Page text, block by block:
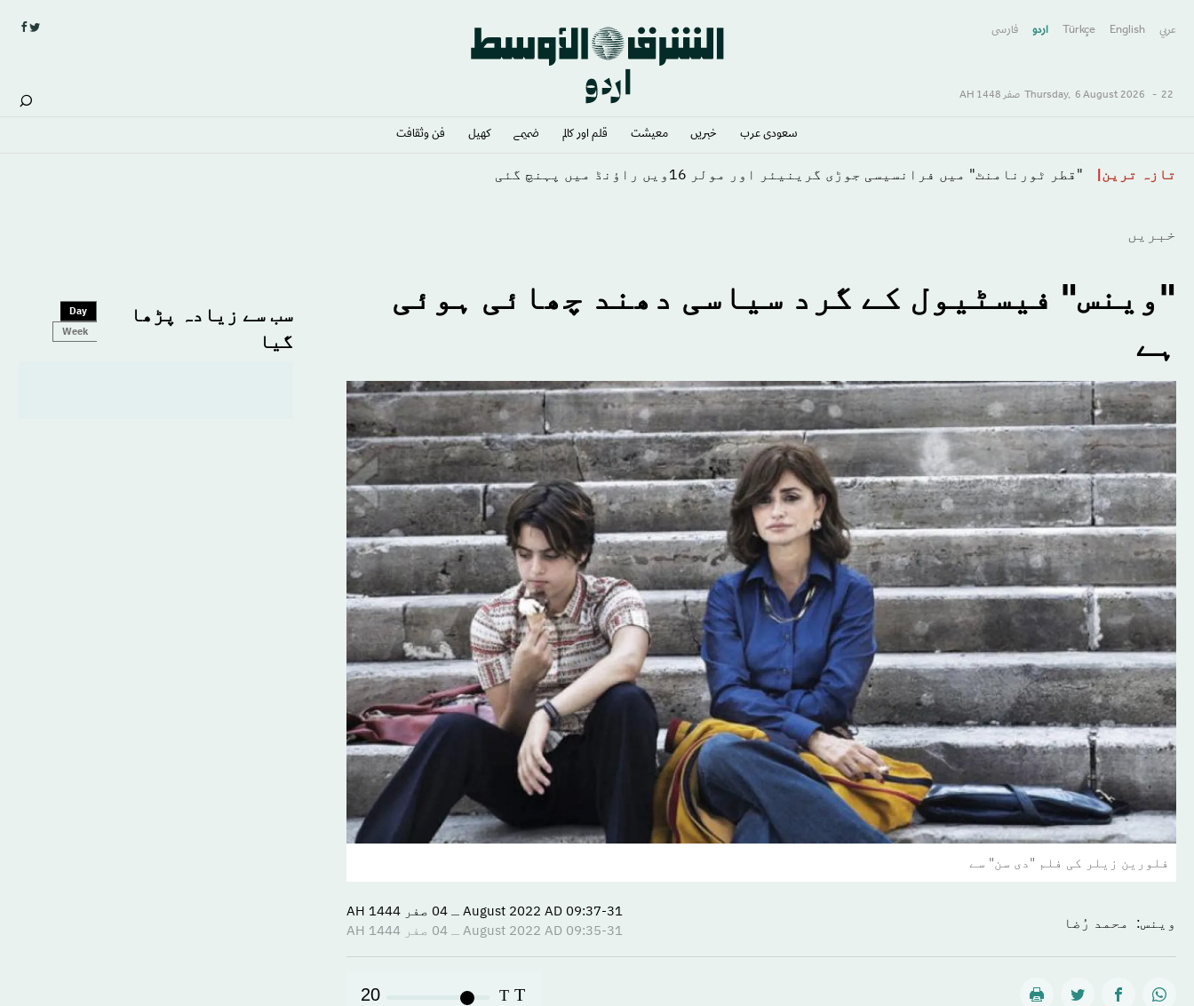
عربي English
Türkçe اردو فارسى
Thursday, 6 August 2026 - 22 صفر 1448 AH
سعودى عرب خبريں معيشت قلم اور كالم ضميمے كهيل فن وثقافت
content
تازہ ترین "قطر ٹورنامنٹ" میں فرانسیسی جوڑی گرینیئر اور مولر 16ویں راؤنڈ میں پہنچ گئی
خبريں
"وینس" فیسٹیول کے گرد سیاسی دھند چھائی ہوئی
ہے
فلورین زیلر کی فلم "دی سن" سے
وینس: محمد رُضا
09:37-31 August 2022 AD ـ 04 صفر 1444 AH
09:35-31 August 2022 AD ـ 04 صفر 1444 AH
T
T
20
سب سے زیادہ پڑھا
گیا
Day
Week